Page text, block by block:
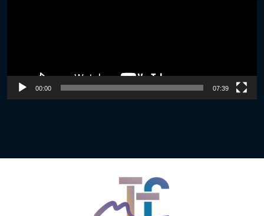
00:00 07:39